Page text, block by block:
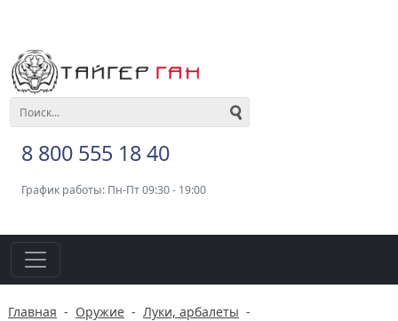
8 800 555 18 40
График работы: Пн-Пт 09:30 - 19:00
Главная - Оружие - Луки, арбалеты -